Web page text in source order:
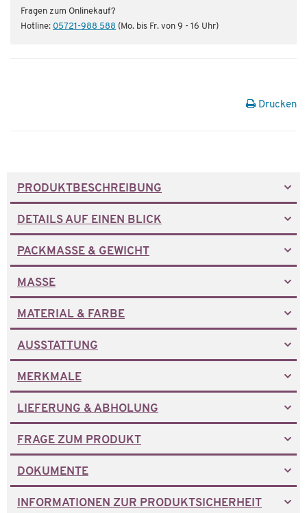
Fragen zum Onlinekauf?
Hotline: 05721-988 588 (Mo. bis Fr. von 9 - 16 Uhr)
Drucken
PRODUKTBESCHREIBUNG
DETAILS AUF EINEN BLICK
PACKMASSE & GEWICHT
MASSE
MATERIAL & FARBE
AUSSTATTUNG
MERKMALE
LIEFERUNG & ABHOLUNG
FRAGE ZUM PRODUKT
DOKUMENTE
INFORMATIONEN ZUR PRODUKTSICHERHEIT